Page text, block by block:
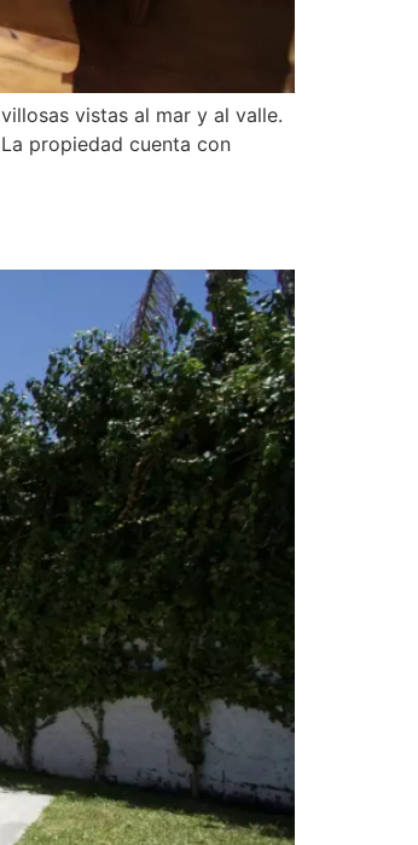
vistas al mar y al valle.
propiedad cuenta con